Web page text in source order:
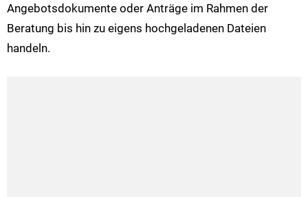
Angebotsdokumente oder Anträge im Rahmen der
Beratung bis hin zu eigens hochgeladenen Dateien
handeln.